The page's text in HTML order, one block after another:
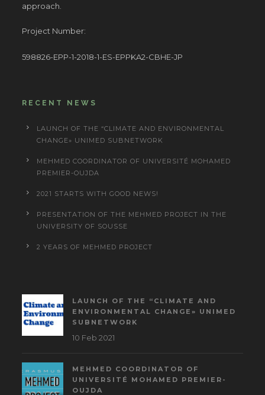
approach.
Project Number:
598826-EPP-1-2018-1-ES-EPPKA2-CBHE-JP
RECENT NEWS
LAUNCH OF THE “CLIMATE AND ENVIRONMENTAL
CHANGE» UNIMED SUBNETWORK
MEHMED COORDINATOR OF UNIVERSITÉ MOHAMED
PREMIER-OUJDA
2021 STARTS WITH GOOD NEWS!
PRESENTATION OF THE MEHMED PROJECT IN THE
UNIVERSITY OF SOUSSE
2 YEARS OF MEHMED PROJECT
LAUNCH OF THE “CLIMATE AND
ENVIRONMENTAL CHANGE» UNIMED
SUBNETWORK
10 Feb 2021
MEHMED COORDINATOR OF
UNIVERSITÉ MOHAMED PREMIER-
OUJDA